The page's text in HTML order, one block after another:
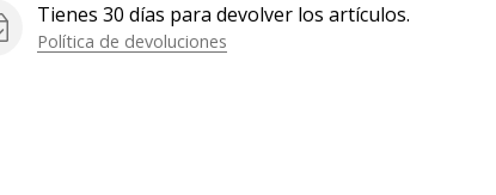
Tienes 30 días para devolver los artículos.
Política de devoluciones